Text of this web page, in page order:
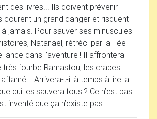
des livres... Ils doivent prévenir
courent un grand danger et risquent
jamais. Pour sauver ses minuscules
Natanaël, rétréci par la Fée
lance dans l’aventure ! Il affrontera
très fourbe Ramastou, les crabes
affamé... Arrivera-t-il à temps à lire la
qui les sauvera tous ? Ce n’est pas
inventé que ça n’existe pas !